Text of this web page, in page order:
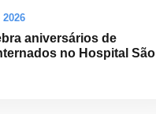
aniversários de
no Hospital São